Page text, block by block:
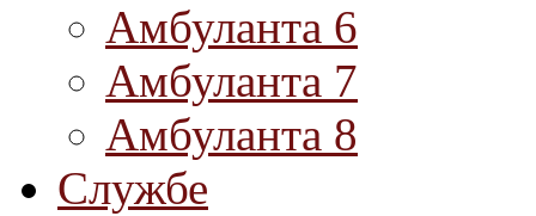
Амбуланта 6
Амбуланта 7
Амбуланта 8
Службе